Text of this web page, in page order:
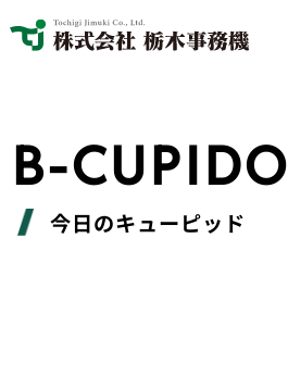
B-CUPIDO
今日のキューピッド